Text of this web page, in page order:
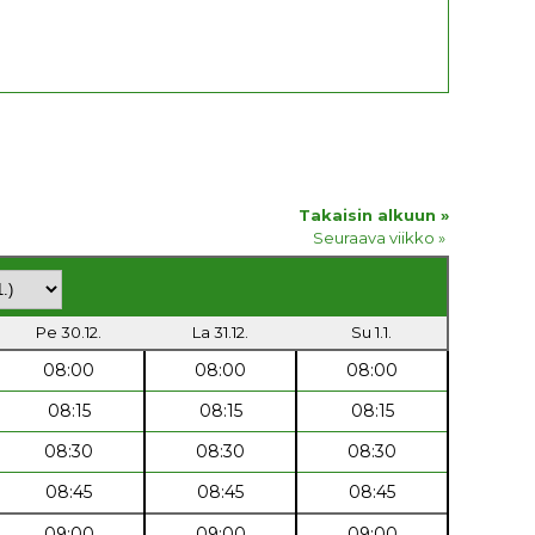
Takaisin alkuun »
Seuraava viikko »
Pe 30.12. La 31.12. Su 1.1.
08:00 08:00
08:00
08:15
08:15
08:15
08:30
08:30
08:30
08:45
08:45
08:45